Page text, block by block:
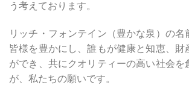
う考えております。
リッチ・フォンテイン（豊かな泉）の名
皆様を豊かにし、誰もが健康と知恵、財
ができ、共にクオリティーの高い社会を
が、私たちの願いです。